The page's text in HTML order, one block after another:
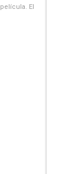
El